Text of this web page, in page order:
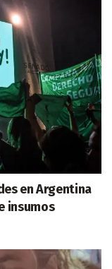
en Argentina
insumos